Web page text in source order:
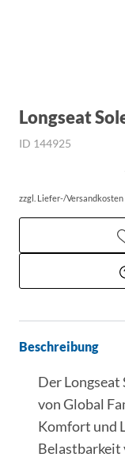
Longseat
ID 144925
zzgl. Liefer-/Versandkosten
Beschreibung
Der
von Global
Komfort und
Belastbarkeit